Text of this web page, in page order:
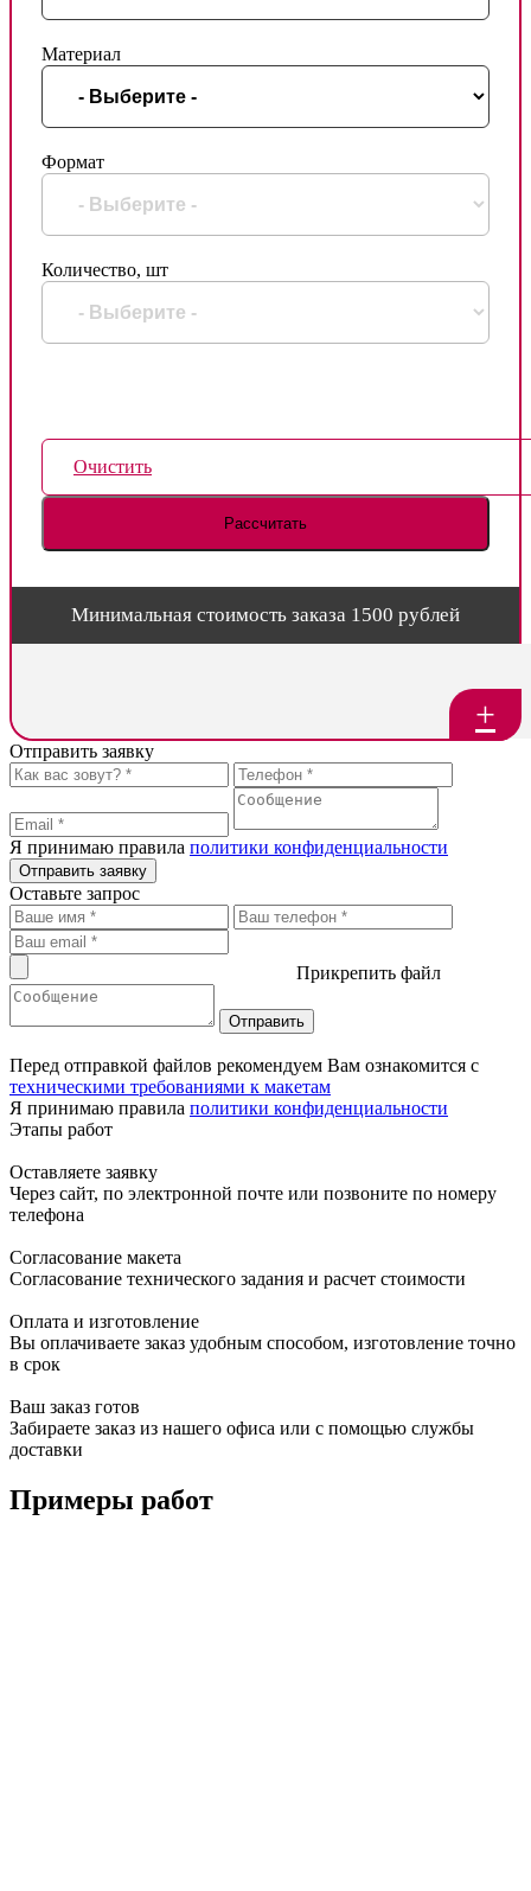
Материал
Формат
Количество, шт
Очистить
Минимальная стоимость заказа 1500 рублей
+
Отправить заявку
Я принимаю правила политики конфиденциальности
Отправить заявку
Оставьте запрос
Прикрепить файл
Перед отправкой файлов рекомендуем Вам ознакомится с
техническими требованиями к макетам
Я принимаю правила политики конфиденциальности
Этапы работ
Оставляете заявку
Через сайт, по электронной почте или позвоните по номеру
телефона
Согласование макета
Согласование технического задания и расчет стоимости
Оплата и изготовление
Вы оплачиваете заказ удобным способом, изготовление точно
в срок
Ваш заказ готов
Забираете заказ из нашего офиса или с помощью службы
доставки
Примеры работ